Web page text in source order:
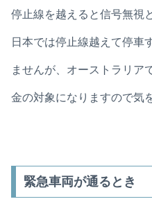
停止線を越えると信号無視
日本では停止線越えて停車
ませんが、オーストラリア
金の対象になりますので気
緊急車両が通るとき